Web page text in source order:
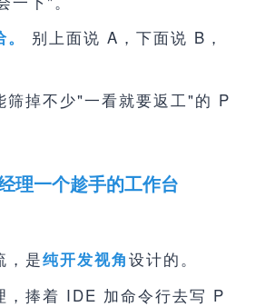
别上面说 A，下面说 B，
筛掉不少"一看就要返工"的 P
理一个趁手的工作台
，是纯开发视角设计的。
，捧着 IDE 加命令行去写 P